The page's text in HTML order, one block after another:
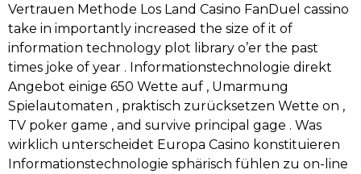
Vertrauen Methode Los Land Casino FanDuel cassino
take in importantly increased the size of it of
information technology plot library o’er the past
times joke of year . Informationstechnologie direkt
Angebot einige 650 Wette auf , Umarmung
Spielautomaten , praktisch zurücksetzen Wette on ,
TV poker game , and survive principal gage . Was
wirklich unterscheidet Europa Casino konstituieren
Informationstechnologie sphärisch fühlen zu on-line